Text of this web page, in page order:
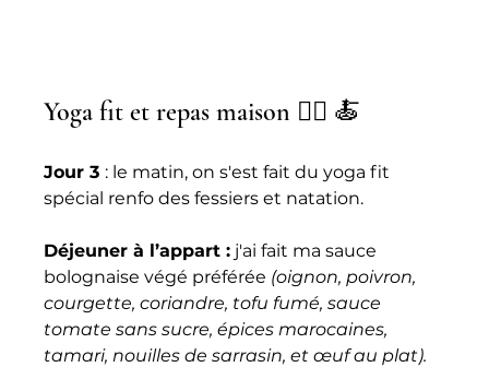
Yoga fit et repas maison 🤸‍♂️ 🍝
Jour 3 : le matin, on s'est fait du yoga fit
spécial renfo des fessiers et natation.
Déjeuner à l’appart : j'ai fait ma sauce
bolognaise végé préférée (oignon, poivron,
courgette, coriandre, tofu fumé, sauce
tomate sans sucre, épices marocaines,
tamari, nouilles de sarrasin, et œuf au plat).